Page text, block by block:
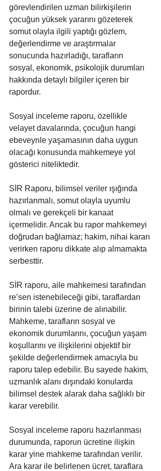
görevlendirilen uzman bilirkişilerin
çocuğun yüksek yararını gözeterek
somut olayla ilgili yaptığı gözlem,
değerlendirme ve araştırmalar
sonucunda hazırladığı, tarafların
sosyal, ekonomik, psikolojik durumları
hakkında detaylı bilgiler içeren bir
rapordur.
Sosyal inceleme raporu, özellikle
velayet davalarında, çocuğun hangi
ebeveynle yaşamasının daha uygun
olacağı konusunda mahkemeye yol
gösterici niteliktedir.
SİR Raporu, bilimsel veriler ışığında
hazırlanmalı, somut olayla uyumlu
olmalı ve gerekçeli bir kanaat
içermelidir. Ancak bu rapor mahkemeyi
doğrudan bağlamaz; hakim, nihai kararı
verirken raporu dikkate alıp almamakta
serbesttir.
SİR raporu, aile mahkemesi tarafından
re’sen istenebileceği gibi, taraflardan
birinin talebi üzerine de alınabilir.
Mahkeme, tarafların sosyal ve
ekonomik durumlarını, çocuğun yaşam
koşullarını ve ilişkilerini objektif bir
şekilde değerlendirmek amacıyla bu
raporu talep edebilir. Bu sayede hakim,
uzmanlık alanı dışındaki konularda
bilimsel destek alarak daha sağlıklı bir
karar verebilir.
Sosyal inceleme raporu hazırlanması
durumunda, raporun ücretine ilişkin
karar yine mahkeme tarafından verilir.
Ara karar ile belirlenen ücret, taraflara